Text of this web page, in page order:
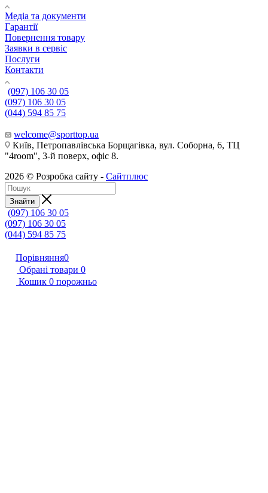
Медіа та документи
Гарантії
Повернення товару
Заявки в сервіс
Послуги
Контакти
(097) 106 30 05
(097) 106 30 05
(044) 594 85 75
welcome@sporttop.ua
Київ, Петропавлівська Борщагівка, вул. Соборна, 6, ТЦ
"4room", 3-й поверх, офіс 8.
2026 © Розробка сайту - Сайтплюс
Знайти
(097) 106 30 05
(097) 106 30 05
(044) 594 85 75
Порівняння0
Обрані товари 0
Кошик 0 порожньо